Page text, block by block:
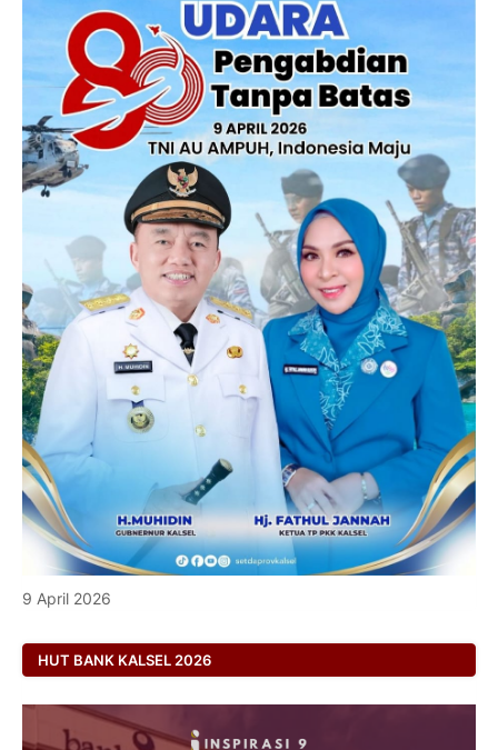
9 April 2026
HUT BANK KALSEL 2026